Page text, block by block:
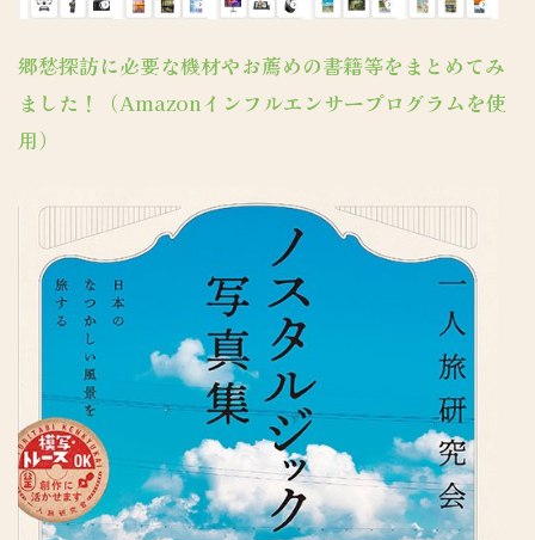
郷愁探訪に必要な機材やお薦めの書籍等をまとめてみ
ました！（Amazonインフルエンサープログラムを使
用）